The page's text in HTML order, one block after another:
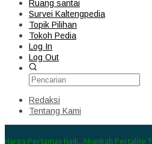
Ruang santai
Survei Kaltengpedia
Topik Pilihan
Tokoh Pedia
Log In
Log Out
Redaksi
Tentang Kami
Harga Pertamax Naik, Akankah Pertalite